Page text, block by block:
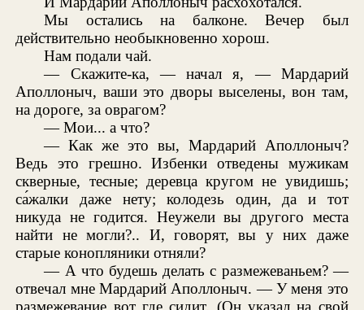
Мы остались на балконе. Вечер был
действительно необыкновенно хорош.
Нам подали чай.
— Скажите-ка, — начал я, — Мардарий
Аполлоныч, ваши это дворы выселены, вон там,
на дороге, за оврагом?
— Мои... а что?
— Как же это вы, Мардарий Аполлоныч?
Ведь это грешно. Избенки отведены мужикам
скверные, тесные; деревца кругом не увидишь;
са́жалки даже нету; колодезь один, да и тот
никуда не годится. Неужели вы другого места
найти не могли?.. И, говорят, вы у них даже
старые конопляники отняли?
— А что будешь делать с размежеваньем? —
отвечал мне Мардарий Аполлоныч. — У меня это
размежевание вот где сидит. (Он указал на свой